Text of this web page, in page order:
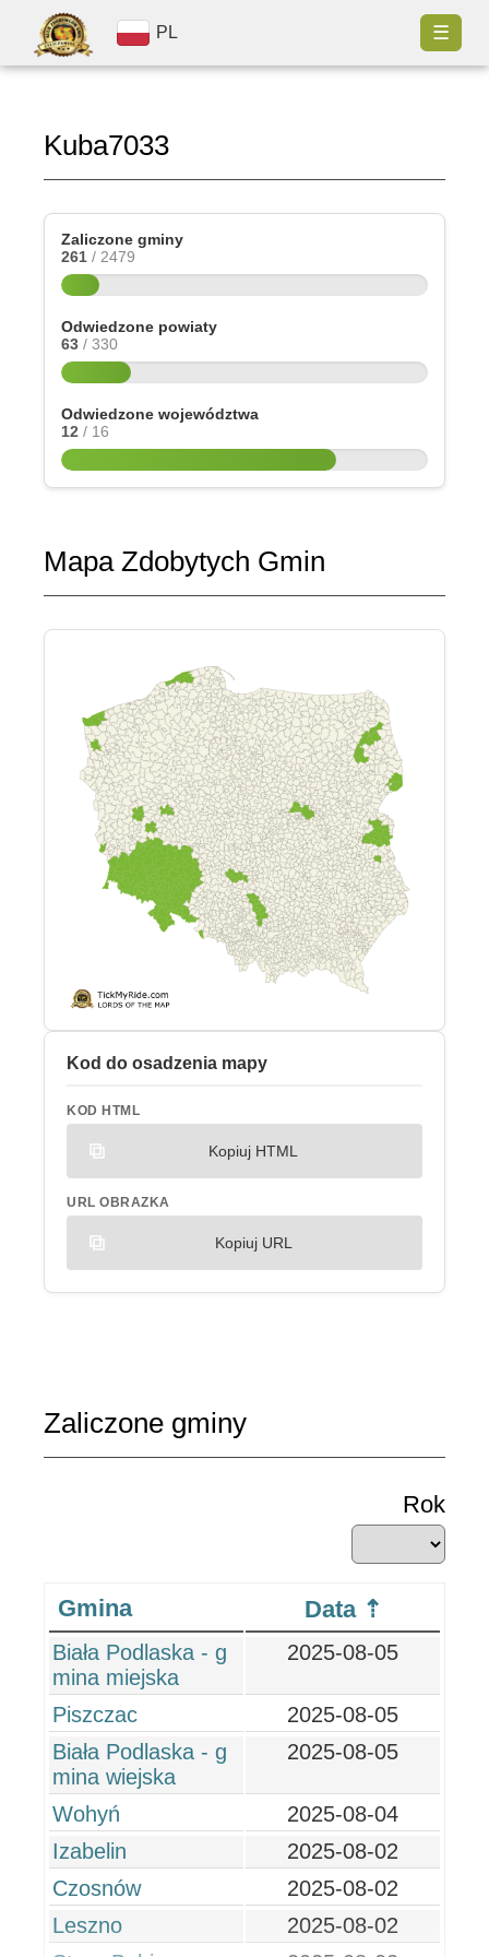
PL ☰
Kuba7033
Zaliczone gminy
261 / 2479
Odwiedzone powiaty
63 / 330
Odwiedzone województwa
12 / 16
Mapa Zdobytych Gmin
Kod do osadzenia mapy
KOD HTML
Kopiuj HTML
URL OBRAZKA
Kopiuj URL
Zaliczone gminy
Rok
Gmina Data
Biała Podlaska - g
mina miejska
2025-08-05
Piszczac
2025-08-05
Biała Podlaska - g
mina wiejska
2025-08-05
Wohyń
2025-08-04
Izabelin
2025-08-02
Czosnów
2025-08-02
Leszno
2025-08-02